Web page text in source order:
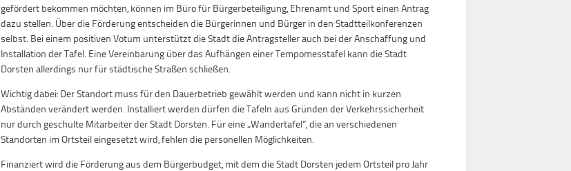
gefördert bekommen möchten, können im Büro für Bürgerbeteiligung, Ehrenamt und Sport einen Antrag
dazu stellen. Über die Förderung entscheiden die Bürgerinnen und Bürger in den Stadtteilkonferenzen
selbst. Bei einem positiven Votum unterstützt die Stadt die Antragsteller auch bei der Anschaffung und
Installation der Tafel. Eine Vereinbarung über das Aufhängen einer Tempomesstafel kann die Stadt
Dorsten allerdings nur für städtische Straßen schließen.
Wichtig dabei: Der Standort muss für den Dauerbetrieb gewählt werden und kann nicht in kurzen
Abständen verändert werden. Installiert werden dürfen die Tafeln aus Gründen der Verkehrssicherheit
nur durch geschulte Mitarbeiter der Stadt Dorsten. Für eine „Wandertafel”, die an verschiedenen
Standorten im Ortsteil eingesetzt wird, fehlen die personellen Möglichkeiten.
Finanziert wird die Förderung aus dem Bürgerbudget, mit dem die Stadt Dorsten jedem Ortsteil pro Jahr